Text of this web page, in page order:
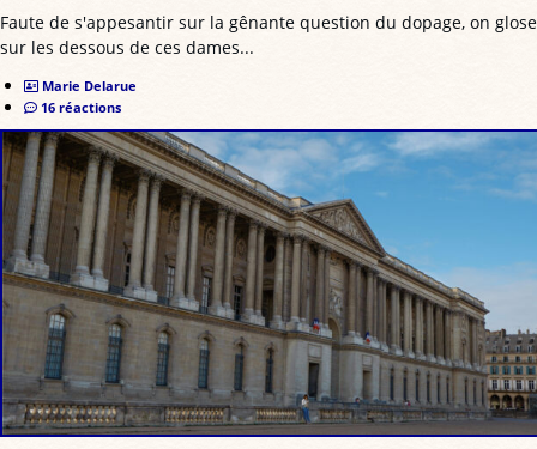
Faute de s'appesantir sur la gênante question du dopage, on glose
sur les dessous de ces dames...
Marie Delarue
16 réactions